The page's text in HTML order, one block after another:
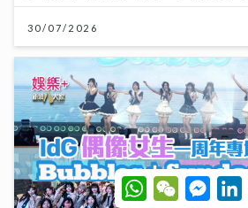
30/07/2026
W
h
W
e
M
e